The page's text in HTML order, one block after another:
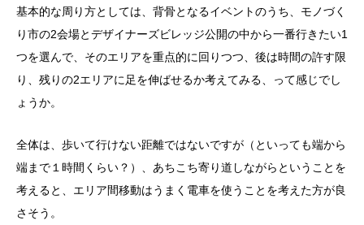
基本的な周り方としては、背骨となるイベントのうち、モノづく
り市の2会場とデザイナーズビレッジ公開の中から一番行きたい1
つを選んで、そのエリアを重点的に回りつつ、後は時間の許す限
り、残りの2エリアに足を伸ばせるか考えてみる、って感じでし
ょうか。
全体は、歩いて行けない距離ではないですが（といっても端から
端まで１時間くらい？）、あちこち寄り道しながらということを
考えると、エリア間移動はうまく電車を使うことを考えた方が良
さそう。